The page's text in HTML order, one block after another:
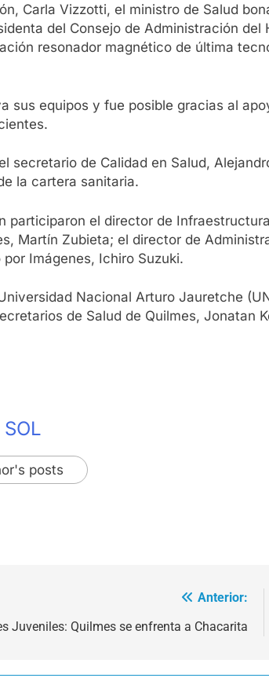
Carla Vizzotti, el ministro de Salud
del Consejo de Administración
resonador magnético de última
sus equipos y fue posible gracias al
secretario de Calidad en Salud,
la cartera sanitaria.
participaron el director de
Martín Zubieta; el director de
Imágenes, Ichiro Suzuki.
Nacional Arturo Jauretche
de Salud de Quilmes, Jonatan
posts
Anterior:
Juveniles: Quilmes se enfrenta a Chacarita